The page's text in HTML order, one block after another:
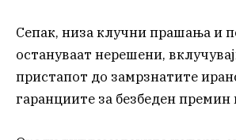
Сепак, низа клучни прашања и
остануваат нерешени,
пристапот до замрзнатите
гаранциите за безбеден премин